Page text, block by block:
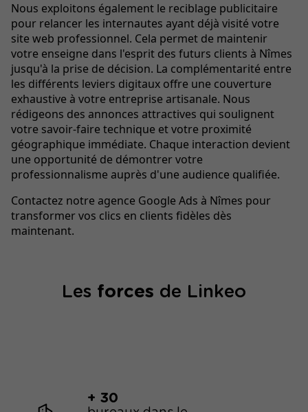
Nous exploitons également le reciblage publicitaire
pour relancer les internautes ayant déjà visité votre
site web professionnel. Cela permet de maintenir
votre enseigne dans l'esprit des futurs clients à Nîmes
jusqu'à la prise de décision. La complémentarité entre
les différents leviers digitaux offre une couverture
exhaustive à votre entreprise artisanale. Nous
rédigeons des annonces attractives qui soulignent
votre savoir-faire technique et votre proximité
géographique immédiate. Chaque interaction devient
une opportunité de démontrer votre
professionnalisme auprès d'une audience qualifiée.
Contactez notre agence Google Ads à Nîmes pour
transformer vos clics en clients fidèles dès
maintenant.
Les forces de Linkeo
+ 30